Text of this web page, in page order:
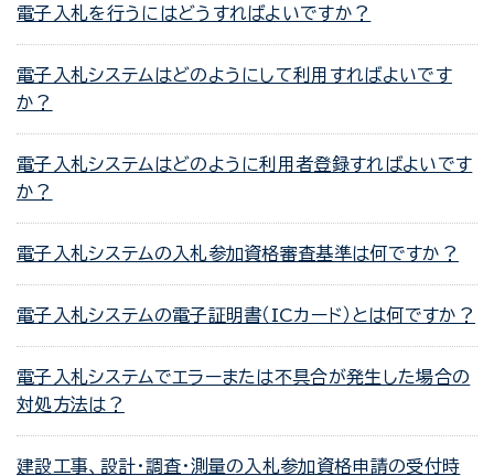
電子入札を行うにはどうすればよいですか？
電子入札システムはどのようにして利用すればよいです
か？
電子入札システムはどのように利用者登録すればよいです
か？
電子入札システムの入札参加資格審査基準は何ですか？
電子入札システムの電子証明書（ICカード）とは何ですか？
電子入札システムでエラーまたは不具合が発生した場合の
対処方法は？
建設工事、設計・調査・測量の入札参加資格申請の受付時